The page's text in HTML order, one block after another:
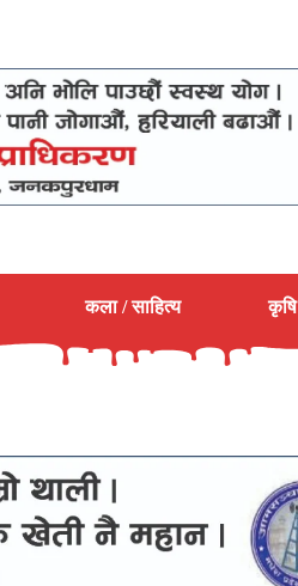
कला / साहित्य कृषि